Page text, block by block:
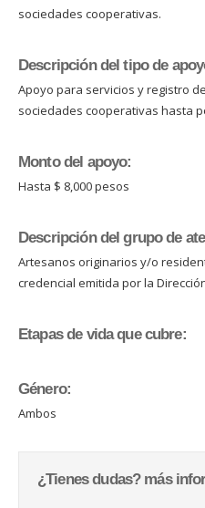
sociedades cooperativas.
Descripción del tipo de
Apoyo para servicios y registro
sociedades cooperativas hasta
Monto del apoyo:
Hasta $ 8,000 pesos
Descripción del grupo de
Artesanos originarios y/o
credencial emitida por la
Etapas de vida que cubre:
Género:
Ambos
¿Tienes dudas? más